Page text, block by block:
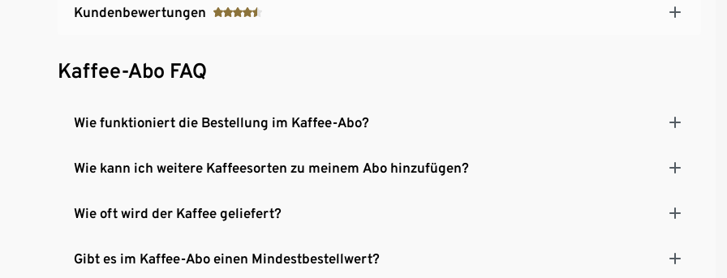
Kundenbewertungen
Kaffee-Abo FAQ
Wie funktioniert die Bestellung im Kaffee-Abo?
Wie kann ich weitere Kaffeesorten zu meinem Abo hinzufügen?
Wie oft wird der Kaffee geliefert?
Gibt es im Kaffee-Abo einen Mindestbestellwert?